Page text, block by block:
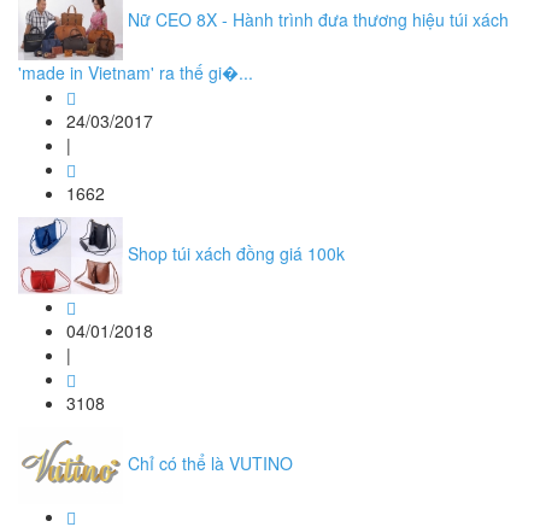
Nữ CEO 8X - Hành trình đưa thương hiệu túi xách
'made in Vietnam' ra thế gi�...
24/03/2017
|
1662
Shop túi xách đồng giá 100k
04/01/2018
|
3108
Chỉ có thể là VUTINO